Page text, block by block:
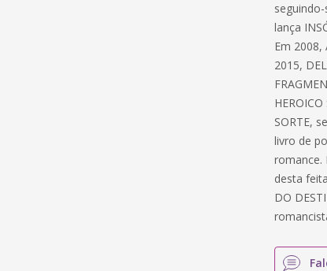
lança
Em 2008,
2015,
SORTE,
livro de
romance.
desta
DO